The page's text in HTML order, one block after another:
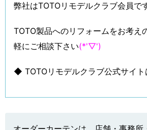
弊社はTOTOリモデルクラブ会員で